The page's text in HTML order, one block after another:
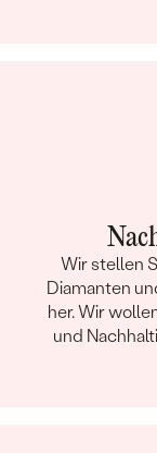
Wir stellen
Diamanten
her. Wir
und